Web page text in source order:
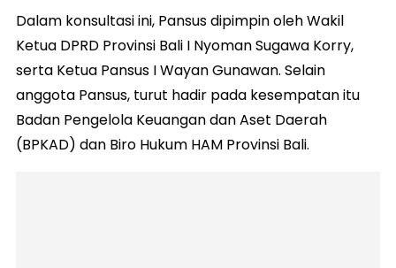
Dalam konsultasi ini, Pansus dipimpin oleh Wakil
Ketua DPRD Provinsi Bali I Nyoman Sugawa Korry,
serta Ketua Pansus I Wayan Gunawan. Selain
anggota Pansus, turut hadir pada kesempatan itu
Badan Pengelola Keuangan dan Aset Daerah
(BPKAD) dan Biro Hukum HAM Provinsi Bali.